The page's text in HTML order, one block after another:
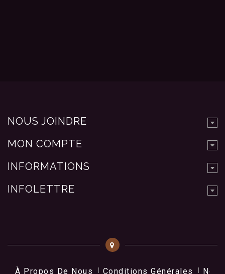
NOUS JOINDRE
MON COMPTE
INFORMATIONS
INFOLETTRE
À Propos De Nous Conditions Générales Nos